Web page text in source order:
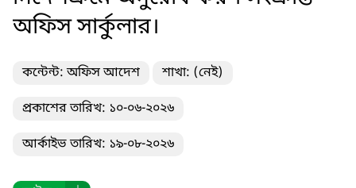
অফিস সার্কুলার।
কন্টেন্ট: অফিস আদেশ শাখা: (নেই)
প্রকাশের তারিখ: ১০-০৬-২০২৬
আর্কাইভ তারিখ: ১৯-০৮-২০২৬